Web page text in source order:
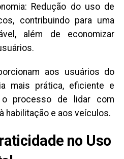
Redução do uso de
contribuindo para uma
além de economizar
aos usuários do
mais prática, eficiente e
o processo de lidar com
habilitação e aos veículos.
no Uso